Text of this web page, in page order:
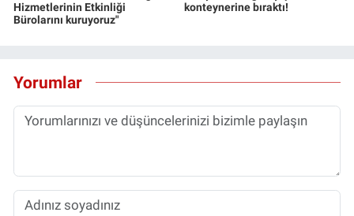
Hizmetlerinin Etkinliği
Bürolarını kuruyoruz"
konteynerine bıraktı!
Yorumlar